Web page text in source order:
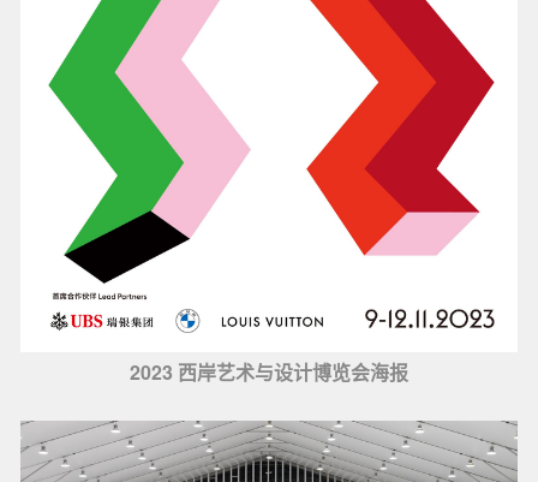
2023 西岸艺术与设计博览会海报